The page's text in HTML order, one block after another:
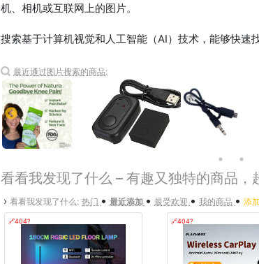
机、相机或互联网上的图片。
搜索基于计算机视觉和人工智能（AI）技术，能够快速
最近通过图片搜索的商品:
看看我发现了什么 – 有趣又独特的商品，
› 看看我发现了什么: 热门 • 最近添加 • 最受欢迎 • 我的商品 • 添加
🔗404? 🔗404?